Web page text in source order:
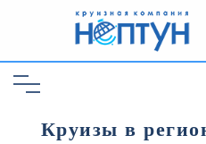
Круизы в